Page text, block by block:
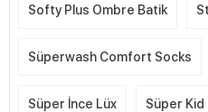
Softy Plus Ombre Batik
Süperwash Comfort Socks
Süper İnce Lüx Süper Kid